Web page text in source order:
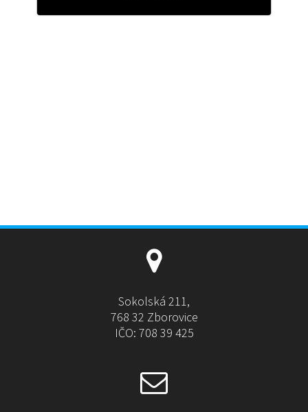
Sokolská 211,
768 32 Zborovice
IČO: 708 39 425